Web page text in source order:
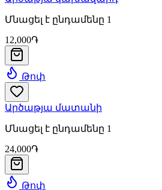
Մնացել է ընդամենը 1
12,000֏
Թոփ
Արծաթյա մատանի
Մնացել է ընդամենը 1
24,000֏
Թոփ